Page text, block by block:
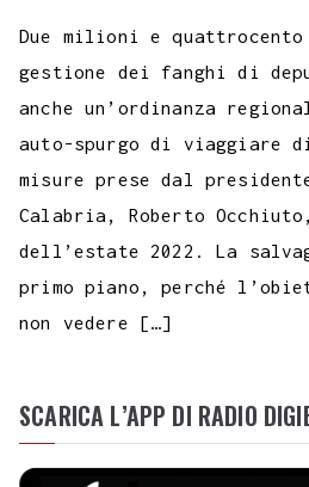
Due milioni e
gestione dei fanghi di
anche un’ordinanza
auto-spurgo di viaggiare
misure prese dal
Calabria, Roberto
dell’estate 2022. La
primo piano, perché
non vedere […]
SCARICA L’APP DI RADIO